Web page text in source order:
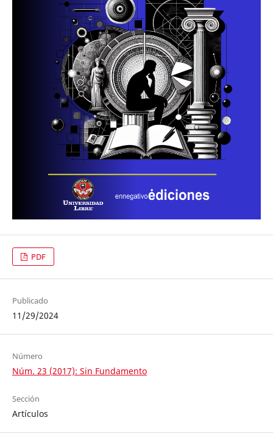
PDF
Publicado
11/29/2024
Número
Núm. 23 (2017): Sin Fundamento
Sección
Artículos